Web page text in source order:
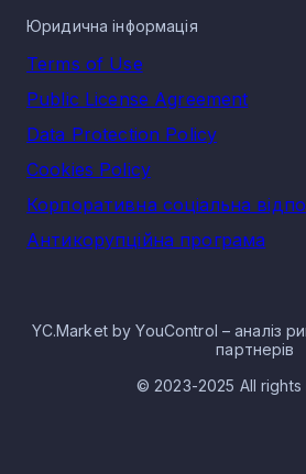
Юридична інформація
Terms of Use
Public License Agreement
Data Protection Policy
Cookies Policy
Корпоративна соціальна
Антикорупційна програма
YC.Market by YouControl – аналіз
партнерів
© 2023-2025 All